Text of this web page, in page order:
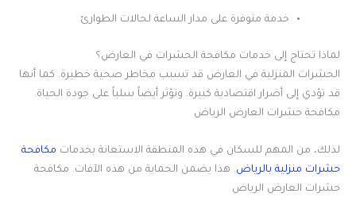
خدمة متوفرة على مدار الساعة لحالات الطوارئ
لماذا تحتاج إلى خدمات مكافحة الحشرات في العارض؟
الحشرات المنزلية في العارض قد تسبب مخاطر صحية خطيرة. كما أنها
قد تؤدي إلى أضرار اقتصادية كبيرة. وتؤثر أيضاً سلباً على جودة الحياة.
مكافحة حشرات العارض الرياض
لذلك، من المهم للسكان في هذه المنطقة الاستعانة بخدمات مكافحة
حشرات منزلية بالرياض. هذا يضمن الحماية من هذه الآفات. مكافحة
حشرات العارض الرياض